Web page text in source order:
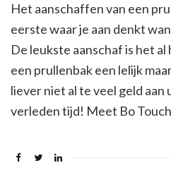
Het aanschaffen van een
eerste waar je aan denkt
De leukste aanschaf is het al
een prullenbak een lelijk
liever niet al te veel geld
verleden tijd! Meet Bo